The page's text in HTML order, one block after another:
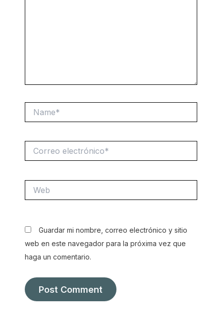
electrónico*
Guardar mi nombre, correo electrónico y sitio
web en este navegador para la próxima vez que
haga un comentario.